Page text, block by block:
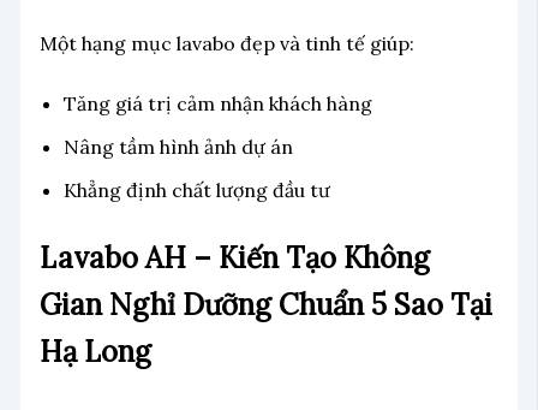
Một hạng mục lavabo đẹp và tinh tế giúp:
Tăng giá trị cảm nhận khách hàng
Nâng tầm hình ảnh dự án
Khẳng định chất lượng đầu tư
Lavabo AH – Kiến Tạo Không
Gian Nghỉ Dưỡng Chuẩn 5 Sao Tại
Hạ Long